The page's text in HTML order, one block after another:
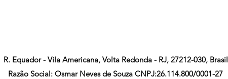
R. Equador - Vila Americana, Volta Redonda - RJ, 27212-030, Brasil
Razão Social: Osmar Neves de Souza CNPJ:26.114.800/0001-27